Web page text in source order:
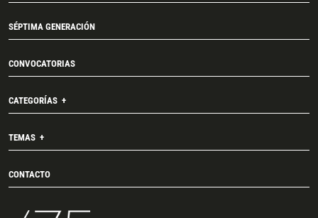
SÉPTIMA GENERACIÓN
CONVOCATORIAS
CATEGORÍAS
TEMAS
CONTACTO